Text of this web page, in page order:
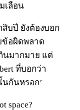
เลือน
บปี ยังต้องบอก
อผิดพลาด
นมากมาย แต่
ที่บอกว่า
กันหรอก’
space?